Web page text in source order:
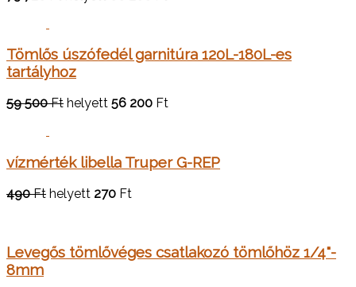
Tömlős úszófedél garnitúra 120L-180L-es
tartályhoz
59 500 Ft helyett 56 200 Ft
vízmérték libella Truper G-REP
490 Ft helyett 270 Ft
Levegős tömlővéges csatlakozó tömlőhöz 1/4"-
8mm